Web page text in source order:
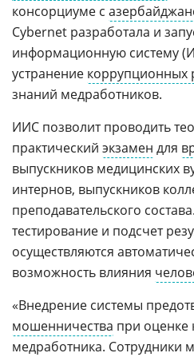
консорциуме с
Cybernet разработала и
информационную систему
устранение коррупционных
знаний медработников.
ИИС позволит проводить
практический экзамен для
выпускников медицинских
интернов, выпускников
преподавательского
тестирование и подсчет
осуществляются
возможность влияния
«Внедрение системы
мошенничества при оценке
медработника. Сотрудники